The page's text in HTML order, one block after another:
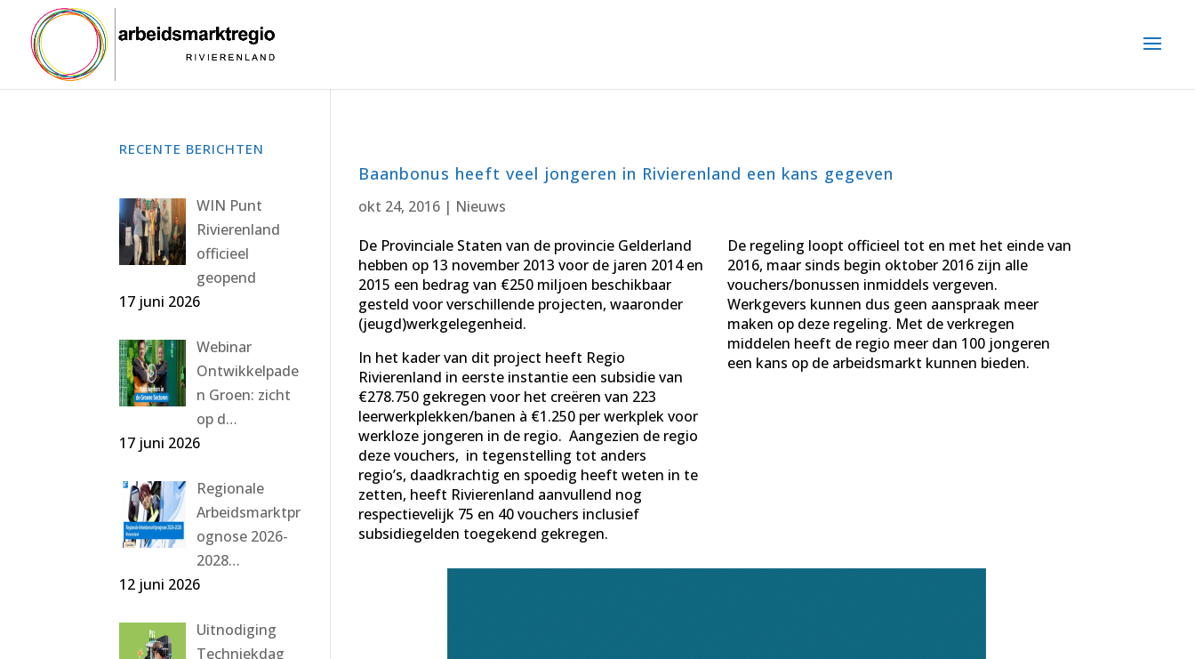
Baanbonus heeft veel jongeren in Rivierenland een kans gegeven
okt 24, 2016 | Nieuws
De Provinciale Staten van de provincie Gelderland
hebben op 13 november 2013 voor de jaren 2014 en
2015 een bedrag van €250 miljoen beschikbaar
gesteld voor verschillende projecten, waaronder
(jeugd)werkgelegenheid.
In het kader van dit project heeft Regio
Rivierenland in eerste instantie een subsidie van
€278.750 gekregen voor het creëren van 223
leerwerkplekken/banen à €1.250 per werkplek voor
werkloze jongeren in de regio. Aangezien de regio
deze vouchers, in tegenstelling tot anders
regio’s, daadkrachtig en spoedig heeft weten in te
zetten, heeft Rivierenland aanvullend nog
respectievelijk 75 en 40 vouchers inclusief
subsidiegelden toegekend gekregen.
De regeling loopt officieel tot en met het einde van
2016, maar sinds begin oktober 2016 zijn alle
vouchers/bonussen inmiddels vergeven.
Werkgevers kunnen dus geen aanspraak meer
maken op deze regeling. Met de verkregen
middelen heeft de regio meer dan 100 jongeren
een kans op de arbeidsmarkt kunnen bieden.
RECENTE BERICHTEN
WIN Punt
Rivierenland
officieel
geopend
17 juni 2026
Webinar
Ontwikkelpade
n Groen: zicht
op d…
17 juni 2026
Regionale
Arbeidsmarktpr
ognose 2026-
2028…
12 juni 2026
Uitnodiging
Techniekdag